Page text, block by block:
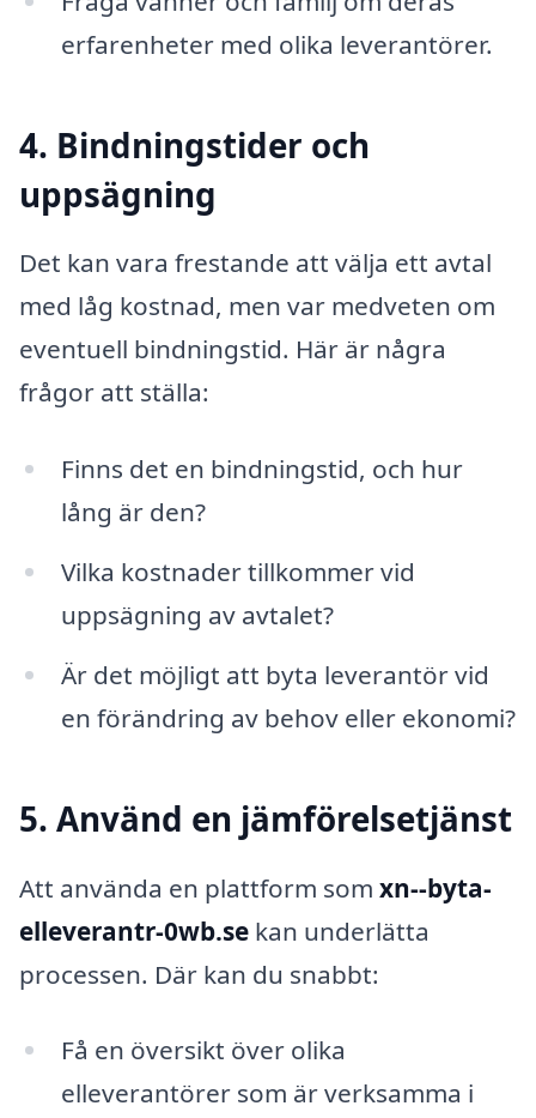
erfarenheter med olika leverantörer.
4. Bindningstider och
uppsägning
Det kan vara frestande att välja ett avtal
med låg kostnad, men var medveten om
eventuell bindningstid. Här är några
frågor att ställa:
Finns det en bindningstid, och hur
lång är den?
Vilka kostnader tillkommer vid
uppsägning av avtalet?
Är det möjligt att byta leverantör vid
en förändring av behov eller ekonomi?
5. Använd en jämförelsetjänst
Att använda en plattform som xn--byta-
elleverantr-0wb.se kan underlätta
processen. Där kan du snabbt:
Få en översikt över olika
elleverantörer som är verksamma i